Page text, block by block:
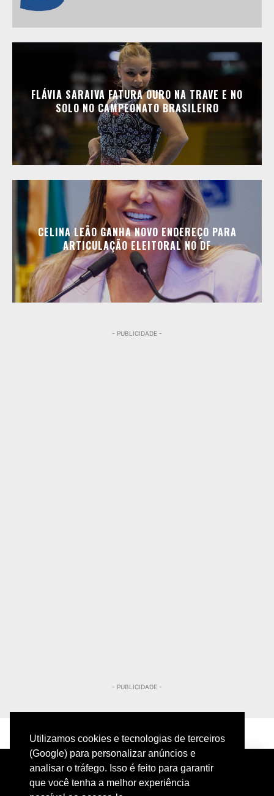
Utilizamos cookies e tecnologias de terceiros
(Google) para personalizar anúncios e
analisar o tráfego. Isso é feito para garantir
que você tenha a melhor experiência
FLÁVIA SARAIVA FATURA OURO NA TRAVE E NO
SOLO NO CAMPEONATO BRASILEIRO
CELINA LEÃO GANHA NOVO ENDEREÇO PARA
ARTICULAÇÃO ELEITORAL NO DF
- PUBLICIDADE -
- PUBLICIDADE -